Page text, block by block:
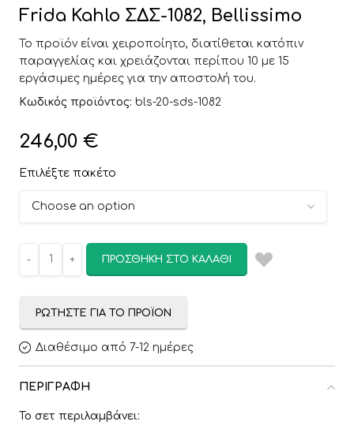
Frida Kahlo ΣΔΣ-1082, Bellissimo
Το προϊόν είναι χειροποίητο, διατίθεται κατόπιν
παραγγελίας και χρειάζονται περίπου 10 με 15
εργάσιμες ημέρες για την αποστολή του.
Κωδικός προϊόντος: bls-20-sds-1082
246,00 €
Επιλέξτε πακέτο
ΠΡΟΣΘΉΚΗ ΣΤΟ ΚΑΛΆΘΙ
ΡΩΤΉΣΤΕ ΓΙΑ ΤΟ ΠΡΟΪΌΝ
Διαθέσιμο από 7-12 ημέρες
ΠΕΡΙΓΡΑΦΉ
Το σετ περιλαμβάνει: